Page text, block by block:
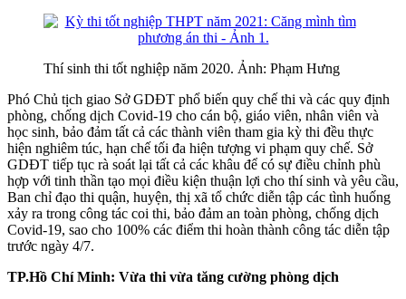
Thí sinh thi tốt nghiệp năm 2020. Ảnh: Phạm Hưng
Phó Chủ tịch giao Sở GDĐT phổ biến quy chế thi và các quy định
phòng, chống dịch Covid-19 cho cán bộ, giáo viên, nhân viên và
học sinh, bảo đảm tất cả các thành viên tham gia kỳ thi đều thực
hiện nghiêm túc, hạn chế tối đa hiện tượng vi phạm quy chế. Sở
GDĐT tiếp tục rà soát lại tất cả các khâu để có sự điều chỉnh phù
hợp với tinh thần tạo mọi điều kiện thuận lợi cho thí sinh và yêu cầu,
Ban chỉ đạo thi quận, huyện, thị xã tổ chức diễn tập các tình huống
xảy ra trong công tác coi thi, bảo đảm an toàn phòng, chống dịch
Covid-19, sao cho 100% các điểm thi hoàn thành công tác diễn tập
trước ngày 4/7.
TP.Hồ Chí Minh: Vừa thi vừa tăng cường phòng dịch